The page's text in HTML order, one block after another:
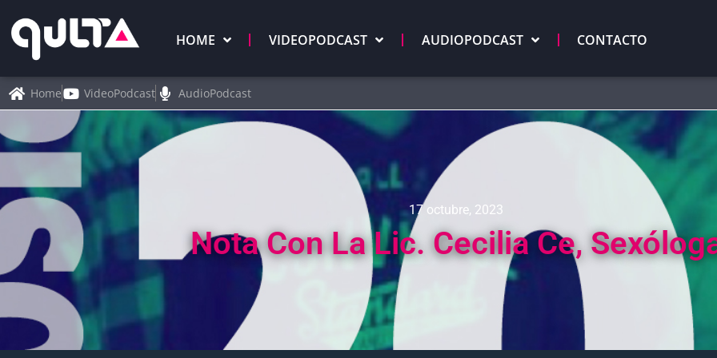
HOME VIDEOPODCAST AUDIOPODCAST CONTACTO
Home VideoPodcast AudioPodcast
17 octubre, 2023
Nota Con La Lic. Cecilia Ce,